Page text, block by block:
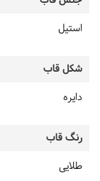
استیل
شکل قاب
دایره
رنگ قاب
طلایی